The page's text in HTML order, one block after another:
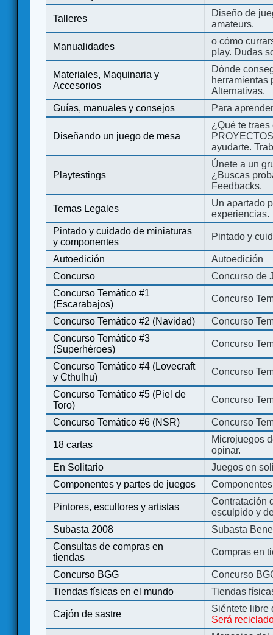
Talleres
Diseño de
amateurs.
Manualidades
o cómo
play. Dudas
Materiales, Maquinaria y
Accesorios
Dónde
herramientas
Alternativas.
Guías, manuales y consejos
Para
Diseñando un juego de mesa
¿Qué te
ayudarte.
Playtestings
Únete a un
¿Buscas
Feedbacks.
Temas Legales
Un apartado
experiencias.
Pintado y cuidado de miniaturas
y componentes
Pintado y
Autoedición
Autoedición
Concurso
Concurso de
Concurso Temático #1
(Escarabajos)
Concurso
Concurso Temático #2 (Navidad)
Concurso
Concurso Temático #3
(Superhéroes)
Concurso
Concurso Temático #4 (Lovecraft
y Cthulhu)
Concurso
Concurso Temático #5 (Piel de
Toro)
Concurso
Concurso Temático #6 (NSR) Concurso
18 cartas
Microjuegos
opinar.
En Solitario
Juegos en
Componentes y partes de juegos
Pintores, escultores y artistas
Contratación
esculpido y
Subasta 2008
Subasta
Consultas de compras en
tiendas
Compras en
Concurso BGG
Concurso
Tiendas físicas en el mundo
Tiendas
Cajón de sastre
Siéntete libre
Será